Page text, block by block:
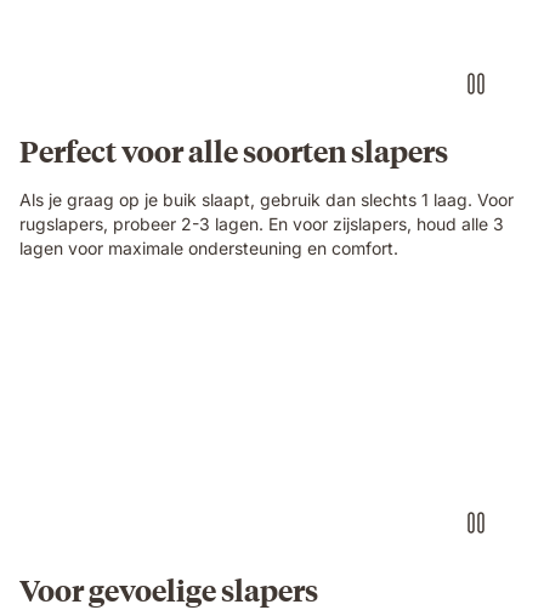
Perfect voor alle soorten slapers
Als je graag op je buik slaapt, gebruik dan slechts 1 laag. Voor
rugslapers, probeer 2-3 lagen. En voor zijslapers, houd alle 3
lagen voor maximale ondersteuning en comfort.
Voor gevoelige slapers